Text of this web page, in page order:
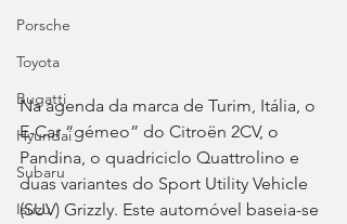
Porsche
Toyota
Bugatti
Hyundai
Subaru
Isuzu
Na agenda da marca de Turim, Itália, o
E-Car “gémeo” do Citroën 2CV, o
Pandina, o quadriciclo Quattrolino e
duas variantes do Sport Utility Vehicle
(SUV) Grizzly. Este automóvel baseia-se